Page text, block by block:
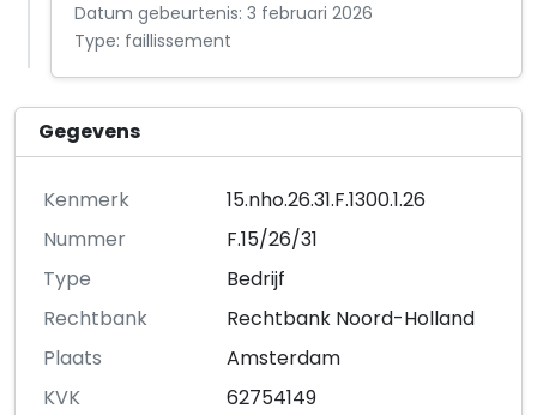
Datum gebeurtenis: 3 februari 2026
Type: faillissement
Gegevens
Kenmerk
15.nho.26.31.F.1300.1.26
Nummer
F.15/26/31
Type
Bedrijf
Rechtbank
Rechtbank Noord-Holland
Plaats
Amsterdam
KVK
62754149